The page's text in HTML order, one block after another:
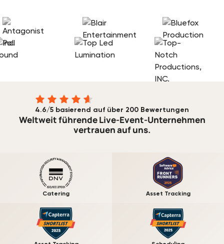
4.6/5 basierend auf über 200 Bewertungen
Weltweit führende Live-Event-Unternehmen
vertrauen auf uns.
Catering Asset Tracking